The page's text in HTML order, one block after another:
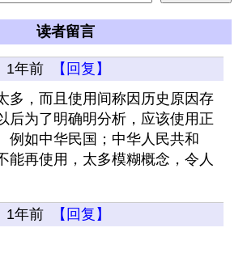
读者留言
1年前
【回复】
多，而且使用间称因历史原因存
后为了明确明分析，应该使用正
例如中华民国；中华人民共和
能再使用，太多模糊概念，令人
1年前
【回复】